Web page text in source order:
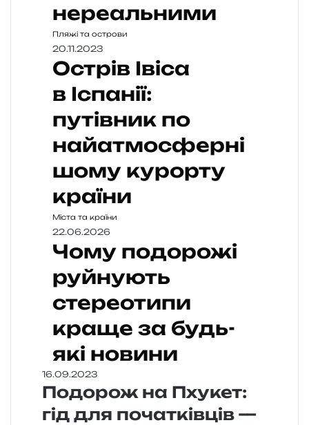
нереальними
Пляжі та острови
20.11.2023
Острів Івіса
в Іспанії:
путівник по
найатмосферні
шому курорту
країни
Міста та країни
22.06.2026
Чому подорожі
руйнують
стереотипи
краще за будь-
які новини
16.09.2023
Подорож на Пхукет:
гід для початківців —